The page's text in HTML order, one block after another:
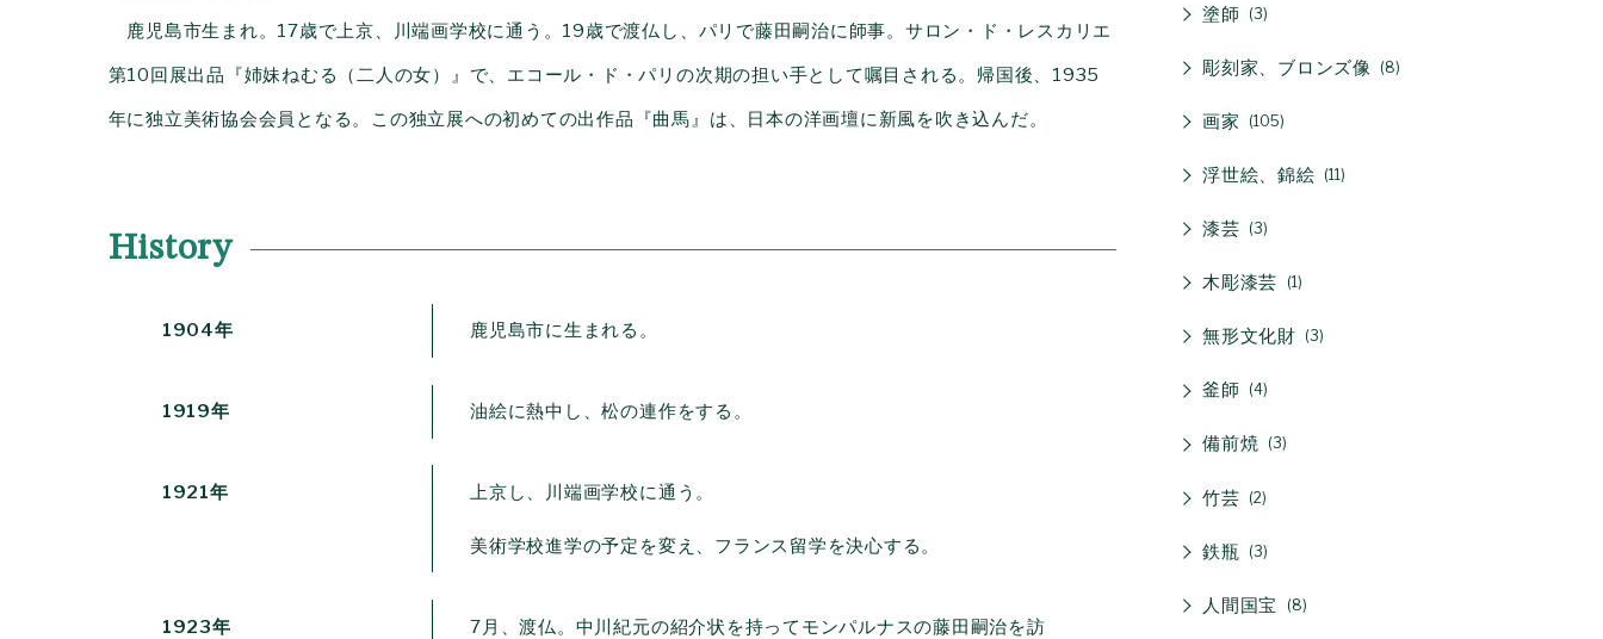
鹿児島市生まれ。17歳で上京、川端画学校に通う。19歳で渡仏し、パリで藤田嗣治に師事。サロン・ド・レスカリエ
第10回展出品『姉妹ねむる（二人の女）』で、エコール・ド・パリの次期の担い手として嘱目される。帰国後、1935
年に独立美術協会会員となる。この独立展への初めての出作品『曲馬』は、日本の洋画壇に新風を吹き込んだ。
History
1904年 鹿児島市に生まれる。
1919年 油絵に熱中し、松の連作をする。
1921年 上京し、川端画学校に通う。
美術学校進学の予定を変え、フランス留学を決心する。
1923年
7月、渡仏。中川紀元の紹介状を持ってモンパルナスの藤田嗣治を訪
塗師 3
彫刻家、ブロンズ像 8
画家 105
浮世絵、錦絵 11
漆芸 3
木彫漆芸 1
無形文化財 3
釜師 4
備前焼 3
竹芸 2
鉄瓶 3
人間国宝 8